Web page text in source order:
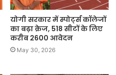
योगी सरकार में स्पोर्ट्स कॉलेजों
का बढ़ा क्रेज, 518 सीटों के लिए
करीब 2600 आवेदन
May 30, 2026